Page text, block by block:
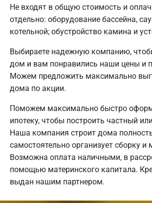
Не входят в общую стоимость и
отдельно: оборудование бассейна,
котельной; обустройство камина и
Выбираете надежную компанию,
дом и вам понравились наши цены и
Можем предложить максимально
дома по акции.
Поможем максимально быстро
ипотеку, чтобы построить частный
Наша компания строит дома
самостоятельно организует сборку и
Возможна оплата наличными, в
помощью материнского капитала.
выдан нашим партнером.